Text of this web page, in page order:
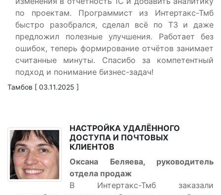
по проектам. Программист из Интертакс-Тмб
быстро разобрался, сделал всё по ТЗ и даже
предложил полезные улучшения. Работает без
ошибок, теперь формирование отчётов занимает
считанные минуты. Спасибо за компетентный
подход и понимание бизнес-задач!
Тамбов [ 03.11.2025 ]
НАСТРОЙКА УДАЛЁННОГО
ДОСТУПА И ПОЧТОВЫХ
КЛИЕНТОВ
Оксана Беляева, руководитель
отдела продаж
В Интертакс-Тмб заказали